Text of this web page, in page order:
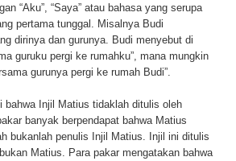
“Aku”, “Saya” atau bahasa yang serupa
pertama tunggal. Misalnya Budi
dirinya dan gurunya. Budi menyebut di
guruku pergi ke rumahku”, mana mungkin
gurunya pergi ke rumah Budi”.
bahwa Injil Matius tidaklah ditulis oleh
banyak berpendapat bahwa Matius
bukanlah penulis Injil Matius. Injil ini ditulis
Matius. Para pakar mengatakan bahwa